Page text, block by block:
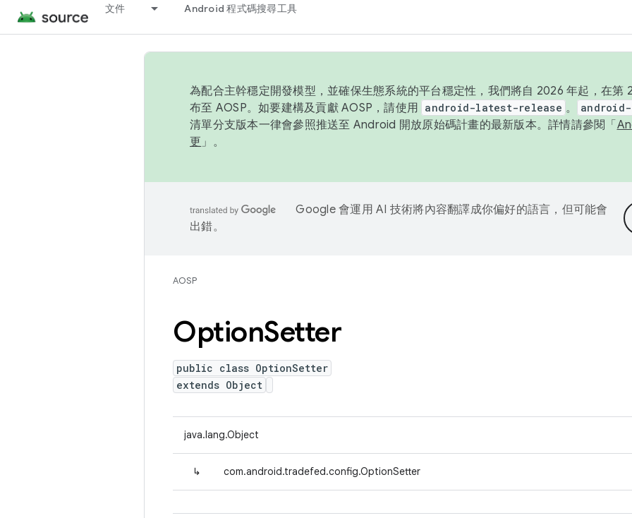
文件 Android 程式碼搜尋工具
為配合主幹穩定開發模型，並確保生態系統的平台穩定性，我們將自 2026 年起，在第
布至 AOSP。如要建構及貢獻 AOSP，請使用 android-latest-release 。
清單分支版本一律會參照推送至 Android 開放原始碼計畫的最新版本。詳情請參閱「
更 」。
Google 會運用 AI 技術將內容翻譯成你偏好的語言，但可能會
出錯。
AOSP
OptionSetter
public class OptionSetter
extends Object
java.lang.Object
↳ com.android.tradefed.config.OptionSetter